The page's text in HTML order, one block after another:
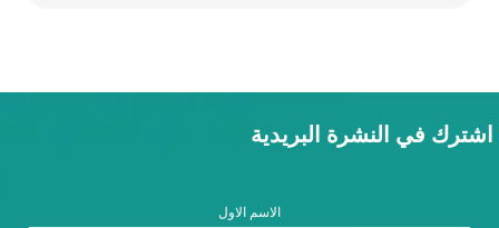
اشترك في النشرة البريدية
الاسم الاول